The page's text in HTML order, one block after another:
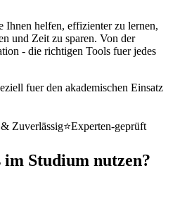
Ihnen helfen, effizienter zu lernen,
und Zeit zu sparen. Von der
- die richtigen Tools fuer jedes
fuer den akademischen Einsatz
Zuverlässig⭐Experten-geprüft
Studium nutzen?